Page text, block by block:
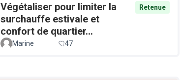
Végétaliser pour limiter la
surchauffe estivale et
confort de quartier...
Retenue
Marine 47